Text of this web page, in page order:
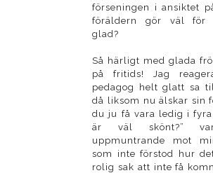
förseningen i ansiktet
föräldern gör väl för
glad?
Så härligt med glada
på fritids! Jag
pedagog helt glatt sa
då liksom nu älskar sin
du ju få vara ledig i
är väl skönt?”
uppmuntrande mot
som inte förstod hur
rolig sak att inte få